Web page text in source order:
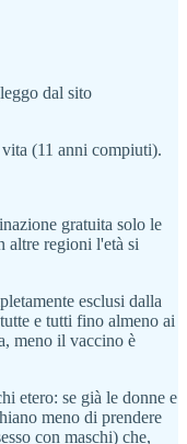
dal sito
(11 anni compiuti).
gratuita solo le
altre regioni l'età si
esclusi dalla
e tutti fino almeno ai
meno il vaccino è
etero: se già le donne e
meno di prendere
con maschi) che,